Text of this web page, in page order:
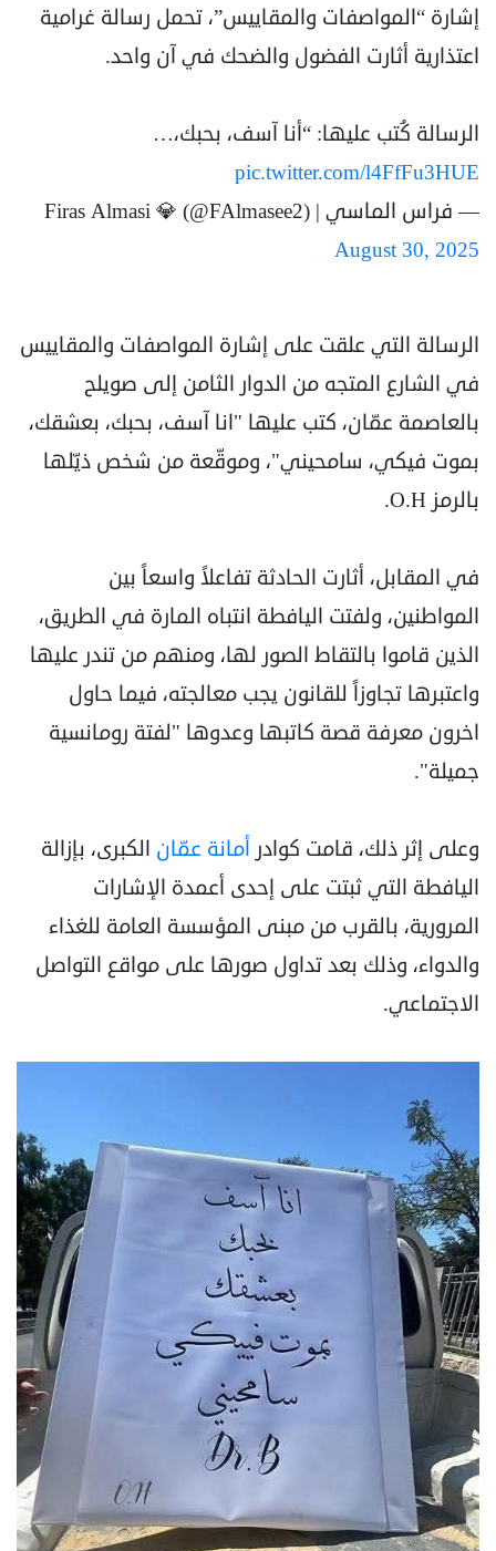
إشارة “المواصفات والمقاييس”، تحمل رسالة غرامية
اعتذارية أثارت الفضول والضحك في آن واحد.
الرسالة كُتب عليها: “أنا آسف، بحبك،…
pic.twitter.com/l4FfFu3HUE
— فراس الماسي | Firas Almasi 💎 (@FAlmasee2)
August 30, 2025
الرسالة التي علقت على إشارة المواصفات والمقاييس
في الشارع المتجه من الدوار الثامن إلى صويلح
بالعاصمة عمّان، كتب عليها "انا آسف، بحبك، بعشقك،
بموت فيكي، سامحيني"، وموقّعة من شخص ذيّلها
بالرمز O.H.
في المقابل، أثارت الحادثة تفاعلاً واسعاً بين
المواطنين، ولفتت اليافطة انتباه المارة في الطريق،
الذين قاموا بالتقاط الصور لها، ومنهم من تندر عليها
واعتبرها تجاوزاً للقانون يجب معالجته، فيما حاول
اخرون معرفة قصة كاتبها وعدوها "لفتة رومانسية
جميلة".
وعلى إثر ذلك، قامت كوادر أمانة عمّان الكبرى، بإزالة
اليافطة التي ثبتت على إحدى أعمدة الإشارات
المرورية، بالقرب من مبنى المؤسسة العامة للغذاء
والدواء، وذلك بعد تداول صورها على مواقع التواصل
الاجتماعي.